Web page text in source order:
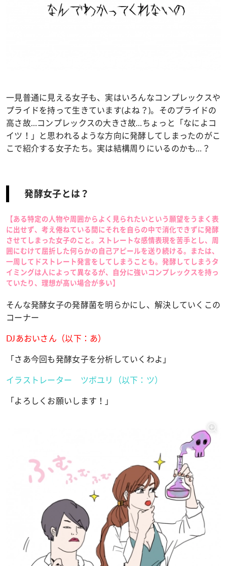
一見普通に見える女子も、実はいろんなコンプレックスや
プライドを持って生きています(よね？)。そのプライドの
高さ故…コンプレックスの大きさ故…ちょっと「なによコ
イツ！」と思われるような方向に発酵してしまったのがこ
こで紹介する女子たち。実は結構周りにいるのかも…？
発酵女子とは？
【ある特定の人物や周囲からよく見られたいという願望をうまく表
に出せず、考え倦ねている間にそれを自らの中で消化できずに発酵
させてしまった女子のこと。ストレートな感情表現を苦手とし、周
囲にむけて屈折した何らかの自己アピールを送り続ける。または、
一周してドストレート発言をしてしまうことも。発酵してしまうタ
イミングは人によって異なるが、自分に強いコンプレックスを持っ
ていたり、理想が高い場合が多い】
そんな発酵女子の発酵菌を明らかにし、解決していくこの
コーナー
DJあおいさん（以下：あ）
「さあ今回も発酵女子を分析していくわよ」
イラストレーター ツボユリ（以下：ツ）
「よろしくお願いします！」